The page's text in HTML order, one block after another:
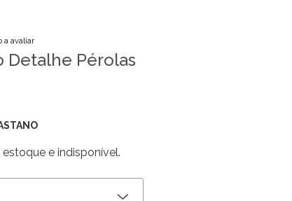
a avaliar
Detalhe Pérolas
e indisponível.